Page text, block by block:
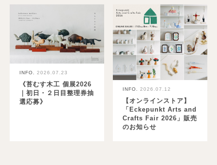
INFO. 2026.07.23
《苔むす木工 個展2026
｜初日・２日目整理券抽
選応募》
INFO. 2026.07.12
【オンラインストア】
「Eckepunkt Arts and
Crafts Fair 2026」販売
のお知らせ